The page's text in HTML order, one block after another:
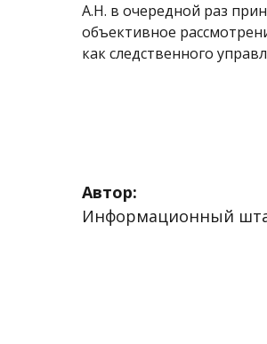
А.Н. в очередной раз
объективное
как следственного
Автор:
Информационный